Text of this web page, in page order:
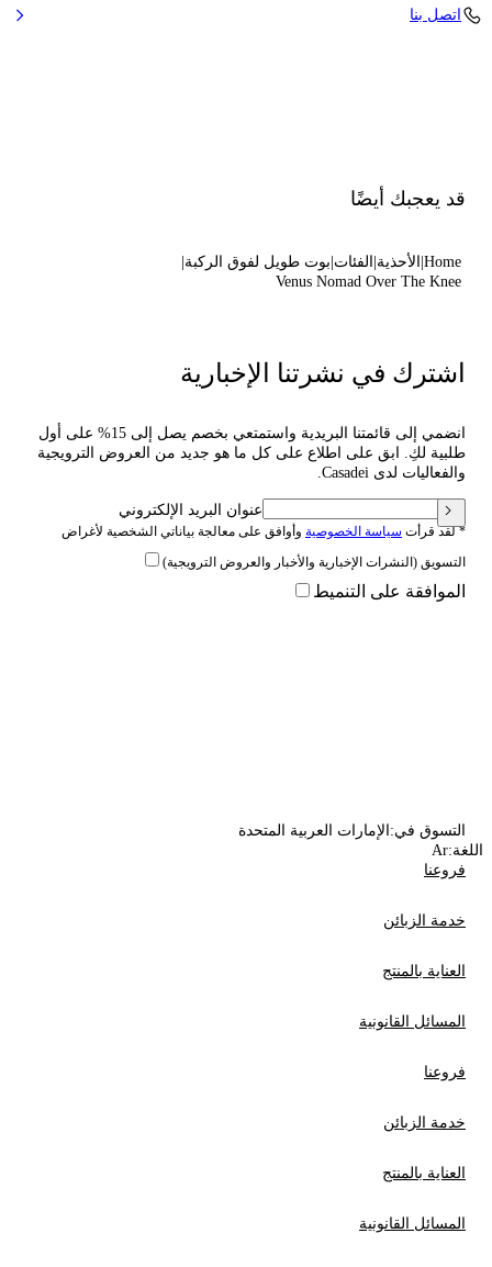
اتصل بنا
قد يعجبك أيضًا
Home الأحذية الفئات بوت طويل لفوق الركبة
Venus Nomad Over The Knee
اشترك في نشرتنا الإخبارية
انضمي إلى قائمتنا البريدية واستمتعي بخصم يصل إلى 15% على أول
طلبية لكِ. ابق على اطلاع على كل ما هو جديد من العروض الترويجية
والفعاليات لدى Casadei.
عنوان البريد الإلكتروني
* لقد قرأت سياسة الخصوصية وأوافق على معالجة بياناتي الشخصية لأغراض
التسويق (النشرات الإخبارية والأخبار والعروض الترويجية)
الموافقة على التنميط
التسوق في: الإمارات العربية المتحدة
اللغة:Ar
فروعنا
خدمة الزبائن
العناية بالمنتج
المسائل القانونية
فروعنا
خدمة الزبائن
العناية بالمنتج
المسائل القانونية